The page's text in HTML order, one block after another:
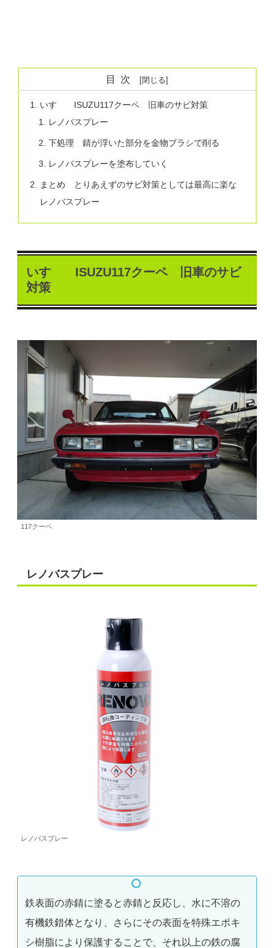
目次
いすゞ ISUZU117クーペ 旧車のサビ対策
レノバスプレー
下処理 錆が浮いた部分を金物ブラシで削る
レノバスプレーを塗布していく
まとめ とりあえずのサビ対策としては最高に楽な
レノバスプレー
いすゞ ISUZU117クーペ 旧車のサビ
対策
117クーペ
レノバスプレー
レノバスプレー
鉄表面の赤錆に塗ると赤錆と反応し、水に不溶の
有機鉄錯体となり、さらにその表面を特殊エポキ
シ樹脂により保護することで、それ以上の鉄の腐